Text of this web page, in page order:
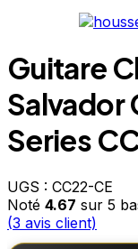
Guitare
Salvador
Series
UGS : CC22-CE
Noté 4.67 sur 5
(3 avis client)